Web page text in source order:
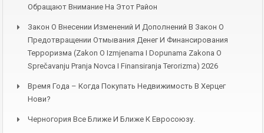
Обращают Внимание На Этот Район
Закон О Внесении Изменений И Дополнений В Закон О
Предотвращении Отмывания Денег И Финансирования
Терроризма (Zakon O Izmjenama I Dopunama Zakona O
Sprečavanju Pranja Novca I Finansiranja Terorizma) 2026
Время Года – Когда Покупать Недвижимость В Херцег
Нови?
Черногория Все Ближе И Ближе К Евросоюзу.